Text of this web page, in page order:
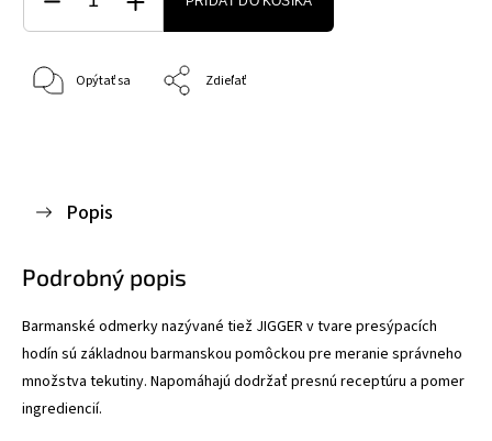
Opýtať sa Zdieľať
Popis
Podrobný popis
Barmanské odmerky nazývané tiež JIGGER v tvare presýpacích
hodín sú základnou barmanskou pomôckou pre meranie správneho
množstva tekutiny. Napomáhajú dodržať presnú receptúru a pomer
ingrediencií.